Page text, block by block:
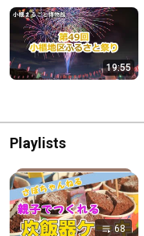
19:55
Playlists
68